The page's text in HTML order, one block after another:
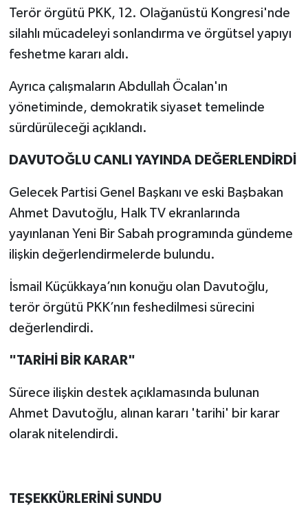
Terör örgütü PKK, 12. Olağanüstü Kongresi'nde
silahlı mücadeleyi sonlandırma ve örgütsel yapıyı
feshetme kararı aldı.
Ayrıca çalışmaların Abdullah Öcalan'ın
yönetiminde, demokratik siyaset temelinde
sürdürüleceği açıklandı.
DAVUTOĞLU CANLI YAYINDA DEĞERLENDİRDİ
Gelecek Partisi Genel Başkanı ve eski Başbakan
Ahmet Davutoğlu, Halk TV ekranlarında
yayınlanan Yeni Bir Sabah programında gündeme
ilişkin değerlendirmelerde bulundu.
İsmail Küçükkaya’nın konuğu olan Davutoğlu,
terör örgütü PKK’nın feshedilmesi sürecini
değerlendirdi.
"TARİHİ BİR KARAR"
Sürece ilişkin destek açıklamasında bulunan
Ahmet Davutoğlu, alınan kararı 'tarihi' bir karar
olarak nitelendirdi.
TEŞEKKÜRLERİNİ SUNDU